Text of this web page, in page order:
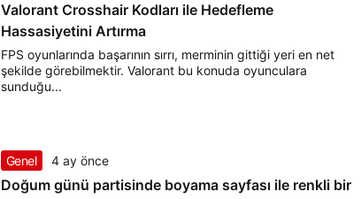
Valorant Crosshair Kodları ile Hedefleme
Hassasiyetini Artırma
FPS oyunlarında başarının sırrı, merminin gittiği yeri en net
şekilde görebilmektir. Valorant bu konuda oyunculara
sunduğu...
Genel 4 ay önce
Doğum günü partisinde boyama sayfası ile renkli bir